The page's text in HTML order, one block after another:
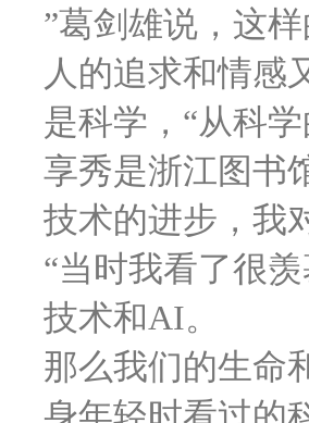
”葛剑雄说，这
人的追求和情感
是科学，“从科
享秀是浙江图书
技术的进步，我
“当时我看了很
技术和AI。
那么我们的生命
身年轻时看过的